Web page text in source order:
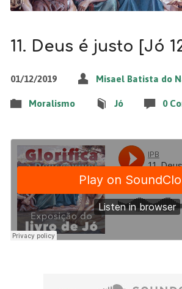
11. Deus é justo [Jó
01/12/2019 Misael Batista do
Moralismo Jó 0